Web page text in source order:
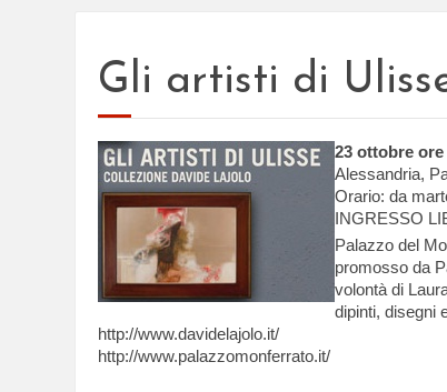
Gli artisti di
23 ottobre ore
Alessandria,
Orario: da
INGRESSO
Palazzo del
promosso da
volontà di
dipinti, disegni
http://www.davidelajolo.it/
http://www.palazzomonferrato.it/